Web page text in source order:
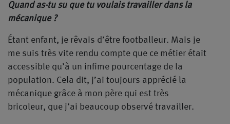
Quand as-tu su que tu voulais travailler dans la
mécanique ?
Étant enfant, je rêvais d’être footballeur. Mais je
me suis très vite rendu compte que ce métier était
accessible qu’à un infime pourcentage de la
population. Cela dit, j’ai toujours apprécié la
mécanique grâce à mon père qui est très
bricoleur, que j’ai beaucoup observé travailler.